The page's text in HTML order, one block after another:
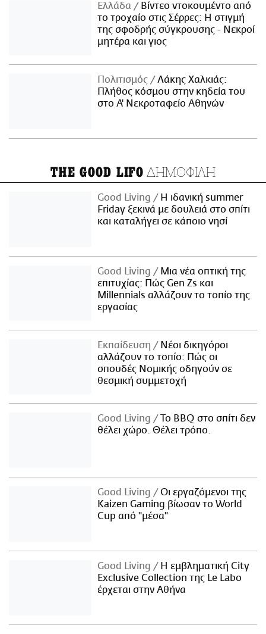
Ελλάδα
Βίντεο ντοκουμέντο από
το τροχαίο στις Σέρρες: Η στιγμή
της σφοδρής σύγκρουσης - Νεκροί
μητέρα και γιος
Πολιτισμός
Λάκης Χαλκιάς:
Πλήθος κόσμου στην κηδεία του
στο Α' Νεκροταφείο Αθηνών
THE GOOD LIFO ΔΗΜΟΦΙΛΗ
Good Living
Η ιδανική summer
Friday ξεκινά με δουλειά στο σπίτι
και καταλήγει σε κάποιο νησί
Good Living
Μια νέα οπτική της
επιτυχίας: Πώς Gen Zs και
Millennials αλλάζουν το τοπίο της
εργασίας
Εκπαίδευση
Νέοι δικηγόροι
αλλάζουν το τοπίο: Πώς οι
σπουδές Νομικής οδηγούν σε
θεσμική συμμετοχή
Good Living
Το BBQ στο σπίτι δεν
θέλει χώρο. Θέλει τρόπο.
Good Living
Οι εργαζόμενοι της
Kaizen Gaming βίωσαν το World
Cup από "μέσα"
Good Living
Η εμβληματική City
Exclusive Collection της Le Labo
έρχεται στην Αθήνα